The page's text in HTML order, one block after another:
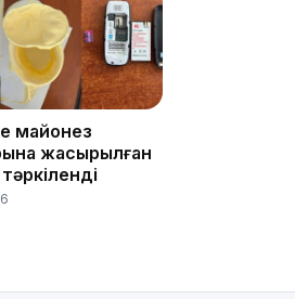
майонез
жасырылған